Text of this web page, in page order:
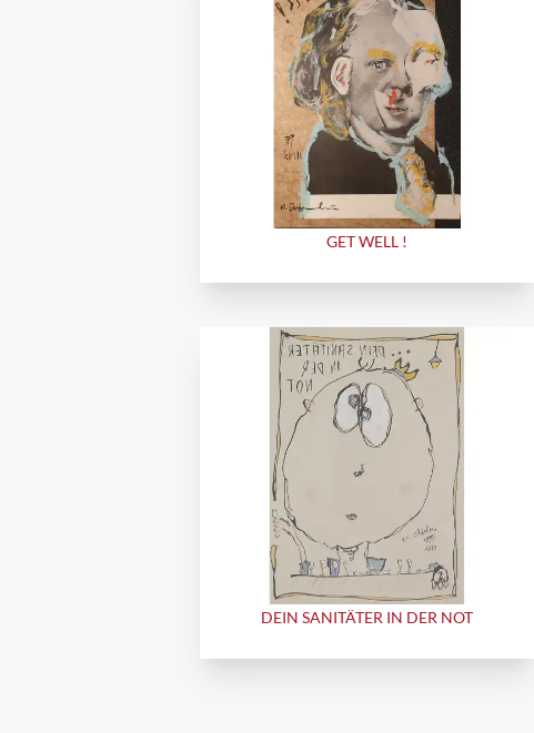
GET WELL !
DEIN SANITÄTER IN DER NOT